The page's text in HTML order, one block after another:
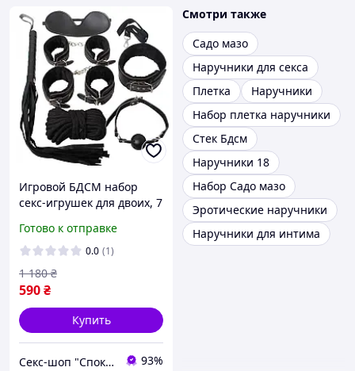
Игровой БДСМ набор
секс-игрушек для двоих, 7
наручники, кляп, маска,
ошейник, веревка Black
Готово к отправке
0.0 (1)
590₴
1 180 ₴
Купить
Секс-шоп "Спокуса" 93%
Смотри также
Садо мазо
Наручники для секса
Плетка
Наручники
Набор плетка наручники
Стек Бдсм
Наручники 18
Набор Садо мазо
Эротические наручники
Наручники для интима